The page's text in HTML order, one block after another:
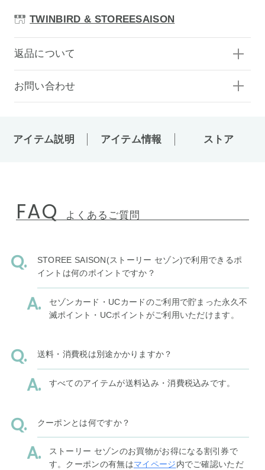
TWINBIRD & STOREESAISON
返品について
お問い合わせ
アイテム説明 アイテム情報 ストア
FAQ よくあるご質問
STOREE SAISON(ストーリー セゾン)で利用できるポ
イントは何のポイントですか？
セゾンカード・UCカードのご利用で貯まった永久不
滅ポイント・UCポイントがご利用いただけます。
送料・消費税は別途かかりますか？
すべてのアイテムが送料込み・消費税込みです。
クーポンとは何ですか？
ストーリー セゾンのお買物がお得になる割引券で
す。クーポンの有無はマイページ内でご確認いただ